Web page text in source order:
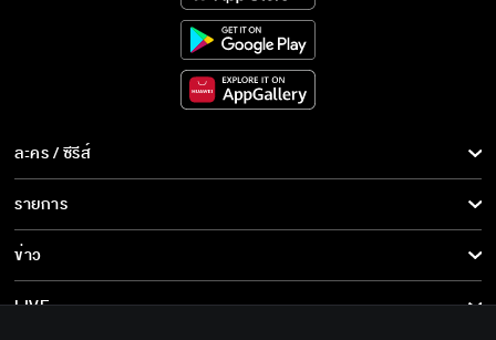
ละคร / ซีรีส์
ละคร/ซีรีส์
ซีรีส์นานาชาติ
การ์ตูน & เกม
รายการ
รายการทั้งหมด
ข่าว
ข่าวทั้งหมด
LIVE